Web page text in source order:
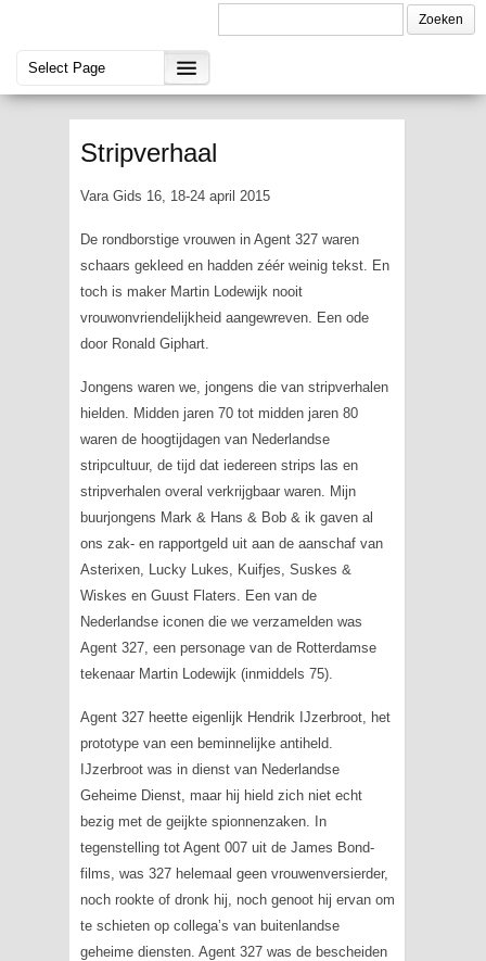
Stripverhaal
Vara Gids 16, 18-24 april 2015
De rondborstige vrouwen in Agent 327waren
schaars gekleed en hadden zéér weinig tekst. En
toch is maker Martin Lodewijk nooit
vrouwonvriendelijkheid aangewreven. Een ode
door Ronald Giphart.
Jongens waren we, jongens die van stripverhalen
hielden. Midden jaren 70 tot midden jaren 80
waren de hoogtijdagen van Nederlandse
stripcultuur, de tijd dat iedereen strips las en
stripverhalen overal verkrijgbaar waren. Mijn
buurjongens Mark & Hans & Bob & ik gaven al
ons zak- en rapportgeld uit aan de aanschaf van
Asterixen, Lucky Lukes, Kuifjes, Suskes &
Wiskes en Guust Flaters. Een van de
Nederlandse iconen die we verzamelden was
Agent 327, een personage van de Rotterdamse
tekenaar Martin Lodewijk (inmiddels 75).
Agent 327 heette eigenlijk Hendrik IJzerbroot, het
prototype van een beminnelijke antiheld.
IJzerbroot was in dienst van Nederlandse
Geheime Dienst, maar hij hield zich niet echt
bezig met de geijkte spionnenzaken. In
tegenstelling tot Agent 007 uit de James Bond-
films, was 327 helemaal geen vrouwenversierder,
noch rookte of dronk hij, noch genoot hij ervan om
te schieten op collega’s van buitenlandse
geheime diensten. Agent 327 was de bescheiden